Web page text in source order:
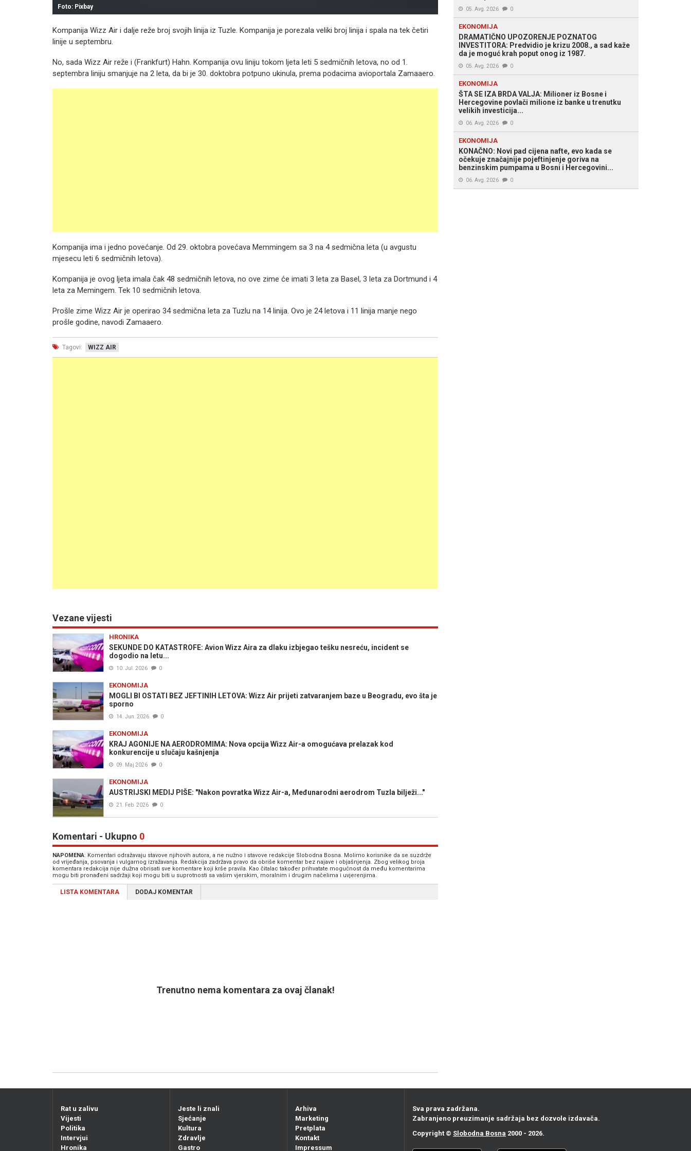
Foto: Pixbay
Kompanija Wizz Air i dalje reže broj svojih linija iz Tuzle. Kompanija je porezala veliki broj linija i spala na tek četiri
linije u septembru.
No, sada Wizz Air reže i (Frankfurt) Hahn. Kompanija ovu liniju tokom ljeta leti 5 sedmičnih letova, no od 1.
septembra liniju smanjuje na 2 leta, da bi je 30. doktobra potpuno ukinula, prema podacima avioportala Zamaaero.
Kompanija ima i jedno povećanje. Od 29. oktobra povećava Memmingem sa 3 na 4 sedmična leta (u avgustu
mjesecu leti 6 sedmičnih letova).
Kompanija je ovog ljeta imala čak 48 sedmičnih letova, no ove zime će imati 3 leta za Basel, 3 leta za Dortmund i 4
leta za Memingem. Tek 10 sedmičnih letova.
Prošle zime Wizz Air je operirao 34 sedmična leta za Tuzlu na 14 linija. Ovo je 24 letova i 11 linija manje nego
prošle godine, navodi Zamaaero.
Tagovi: WIZZ AIR
Vezane vijesti
HRONIKA
SEKUNDE DO KATASTROFE: Avion Wizz Aira za dlaku izbjegao tešku nesreću, incident se
dogodio na letu...
10. Jul. 2026 0
EKONOMIJA
MOGLI BI OSTATI BEZ JEFTINIH LETOVA: Wizz Air prijeti zatvaranjem baze u Beogradu, evo šta je
sporno
14. Jun. 2026 0
EKONOMIJA
KRAJ AGONIJE NA AERODROMIMA: Nova opcija Wizz Air-a omogućava prelazak kod
konkurencije u slučaju kašnjenja
09. Maj 2026 0
EKONOMIJA
AUSTRIJSKI MEDIJ PIŠE: "Nakon povratka Wizz Air-a, Međunarodni aerodrom Tuzla bilježi..."
21. Feb. 2026 0
Komentari - Ukupno 0
NAPOMENA: Komentari odražavaju stavove njihovih autora, a ne nužno i stavove redakcije Slobodna Bosna. Molimo korisnike da se suzdrže
od vrijeđanja, psovanja i vulgarnog izražavanja. Redakcija zadržava pravo da obriše komentar bez najave i objašnjenja. Zbog velikog broja
komentara redakcija nije dužna obrisati sve komentare koji krše pravila. Kao čitalac također prihvatate mogućnost da među komentarima
mogu biti pronađeni sadržaji koji mogu biti u suprotnosti sa vašim vjerskim, moralnim i drugim načelima i uvjerenjima.
LISTA KOMENTARA DODAJ KOMENTAR
Trenutno nema komentara za ovaj članak!
05. Avg. 2026 0
EKONOMIJA
DRAMATIČNO UPOZORENJE POZNATOG
INVESTITORA: Predvidio je krizu 2008., a sad kaže
da je moguć krah poput onog iz 1987.
05. Avg. 2026 0
EKONOMIJA
ŠTA SE IZA BRDA VALJA: Milioner iz Bosne i
Hercegovine povlači milione iz banke u trenutku
velikih investicija...
06. Avg. 2026 0
EKONOMIJA
KONAČNO: Novi pad cijena nafte, evo kada se
očekuje značajnije pojeftinjenje goriva na
benzinskim pumpama u Bosni i Hercegovini...
06. Avg. 2026 0
Rat u zalivu
Vijesti
Politika
Intervjui
Hronika
Jeste li znali
Sjećanje
Kultura
Zdravlje
Gastro
Arhiva
Marketing
Pretplata
Kontakt
Impressum
Sva prava zadržana.
Zabranjeno preuzimanje sadržaja bez dozvole izdavača.
Copyright © Slobodna Bosna 2000 - 2026.